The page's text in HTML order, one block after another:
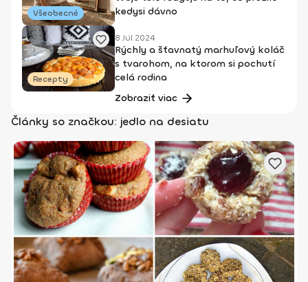
Všeobecné
kedysi dávno
Recepty
8 Júl 2024
Rýchly a šťavnatý marhuľový koláč
s tvarohom, na ktorom si pochutí
celá rodina
Zobraziť viac
Články so značkou: jedlo na desiatu